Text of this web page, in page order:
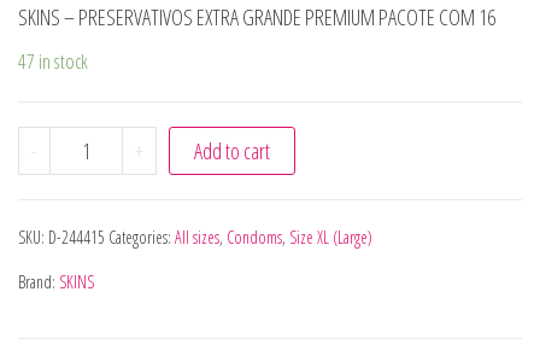
SKINS – PRESERVATIVOS EXTRA GRANDE PREMIUM PACOTE COM 16
47 in stock
- SKINS - PRESERVATIVOS EXTRA GRANDE PREMIUM
+ Add to cart
SKU: D-244415 Categories: All sizes, Condoms, Size XL (Large)
Brand: SKINS